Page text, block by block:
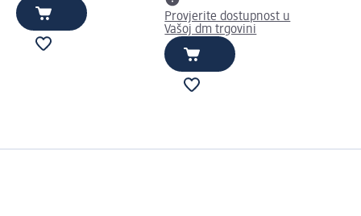
Provjerite dostupnost u
Vašoj dm trgovini